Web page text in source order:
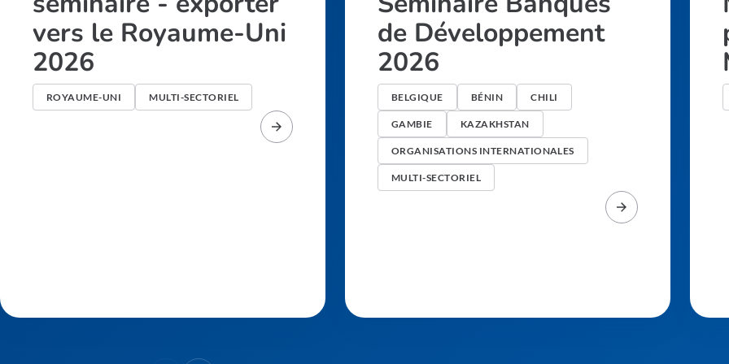
vers le Royaume-Uni
2026
ROYAUME-UNI MULTI-SECTORIEL
de Développement
2026
BELGIQUE BÉNIN CHILI
GAMBIE KAZAKHSTAN
ORGANISATIONS INTERNATIONALES
MULTI-SECTORIEL